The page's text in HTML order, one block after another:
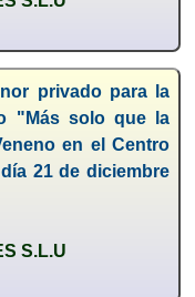
privado para la
"Más solo que la
en el Centro
21 de diciembre
S.L.U